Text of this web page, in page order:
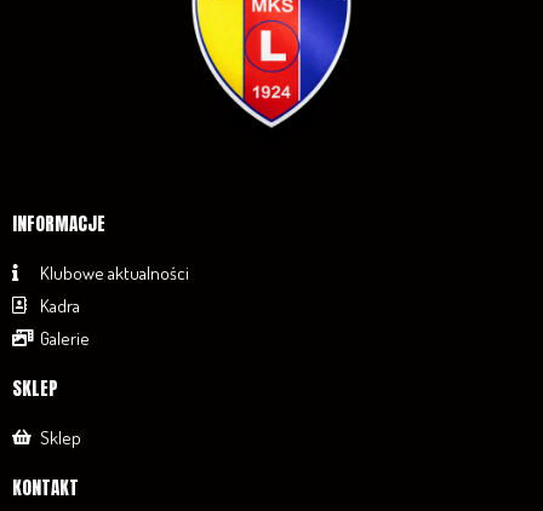
INFORMACJE
Klubowe aktualności
Kadra
Galerie
SKLEP
Sklep
KONTAKT